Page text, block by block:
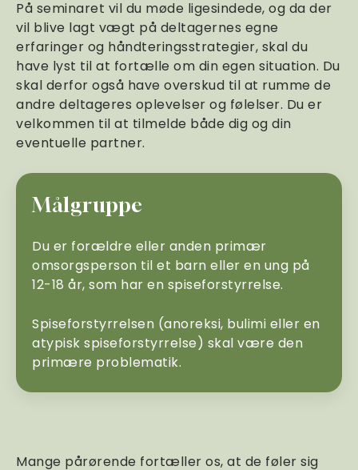
På seminaret vil du møde ligesindede, og da der
vil blive lagt vægt på deltagernes egne
erfaringer og håndteringsstrategier, skal du
have lyst til at fortælle om din egen situation. Du
skal derfor også have overskud til at rumme de
andre deltageres oplevelser og følelser. Du er
velkommen til at tilmelde både dig og din
eventuelle partner.
Målgruppe
Du er forældre eller anden primær
omsorgsperson til et barn eller en ung på
12-18 år, som har en spiseforstyrrelse.
Spiseforstyrrelsen (anoreksi, bulimi eller en
atypisk spiseforstyrrelse) skal være den
primære problematik.
Mange pårørende fortæller os, at de føler sig